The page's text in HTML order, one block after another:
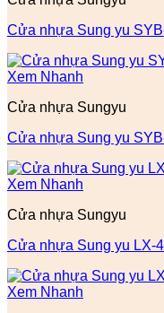
Cửa nhựa Sung yu
Xem Nhanh
Cửa nhựa Sungyu
Cửa nhựa Sung yu
Xem Nhanh
Cửa nhựa Sungyu
Cửa nhựa Sung yu LX-
Xem Nhanh